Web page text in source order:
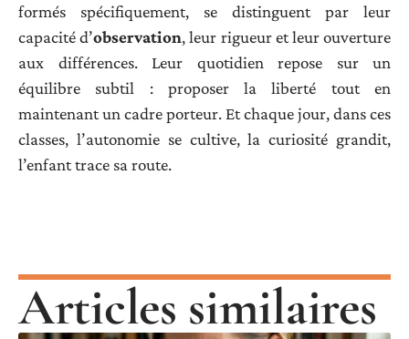
formés spécifiquement, se distinguent par leur
capacité d’observation, leur rigueur et leur ouverture
aux différences. Leur quotidien repose sur un
équilibre subtil : proposer la liberté tout en
maintenant un cadre porteur. Et chaque jour, dans ces
classes, l’autonomie se cultive, la curiosité grandit,
l’enfant trace sa route.
Articles similaires